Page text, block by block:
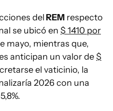
delREM respecto
se ubicó en $ 1410 por
mayo, mientras que,
anticipan un valor de$
el vaticinio, la
2026 con una